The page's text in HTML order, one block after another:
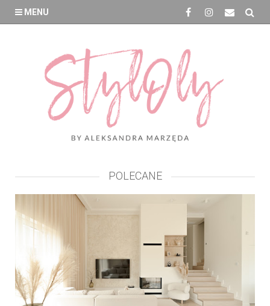
MENU
POLECANE